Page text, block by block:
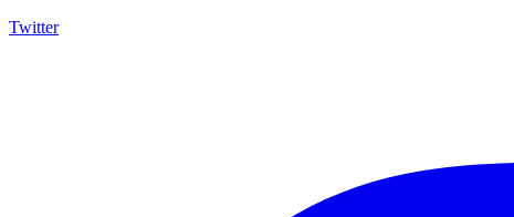
Twitter